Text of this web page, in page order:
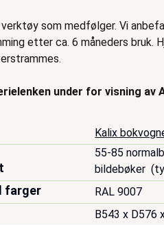
verktøy som medfølger. Vi
etter ca. 6 måneders bruk.
under for visning av
Kalix
55-85
bildebøker
farger RAL 9007
B543 x D576